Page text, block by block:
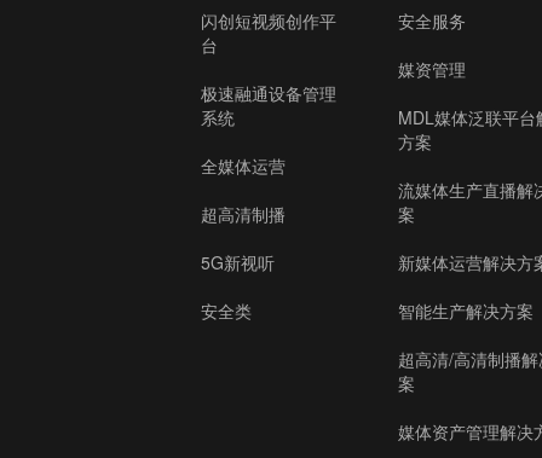
闪创短视频创作平
台
极速融通设备管理
系统
全媒体运营
超高清制播
5G新视听
安全类
安全服务
媒资管理
MDL媒体泛联平台
方案
流媒体生产直播解
案
新媒体运营解决方
智能生产解决方案
超高清/高清制播
案
媒体资产管理解决